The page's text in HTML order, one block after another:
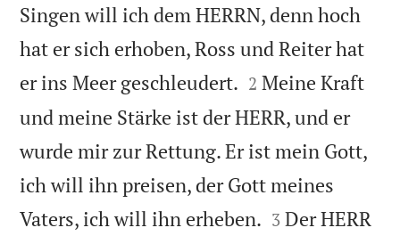
Singen will ich dem HERRN, denn hoch
hat er sich erhoben, Ross und Reiter hat
er ins Meer geschleudert. 

2 Meine Kraft
und meine Stärke ist der HERR, und er
wurde mir zur Rettung. Er ist mein Gott,
ich will ihn preisen, der Gott meines
Vaters, ich will ihn erheben. 

3 Der HERR